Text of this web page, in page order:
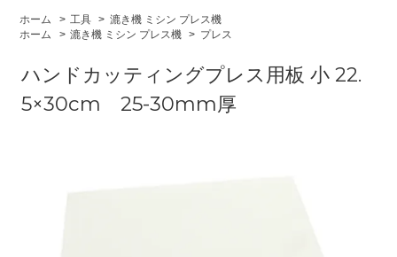
ホーム > 工具 > 漉き機 ミシン プレス機
ホーム
> 漉き機 ミシン プレス機 > プレス
ハンドカッティングプレス用板 小 22.
5×30cm 25-30mm厚